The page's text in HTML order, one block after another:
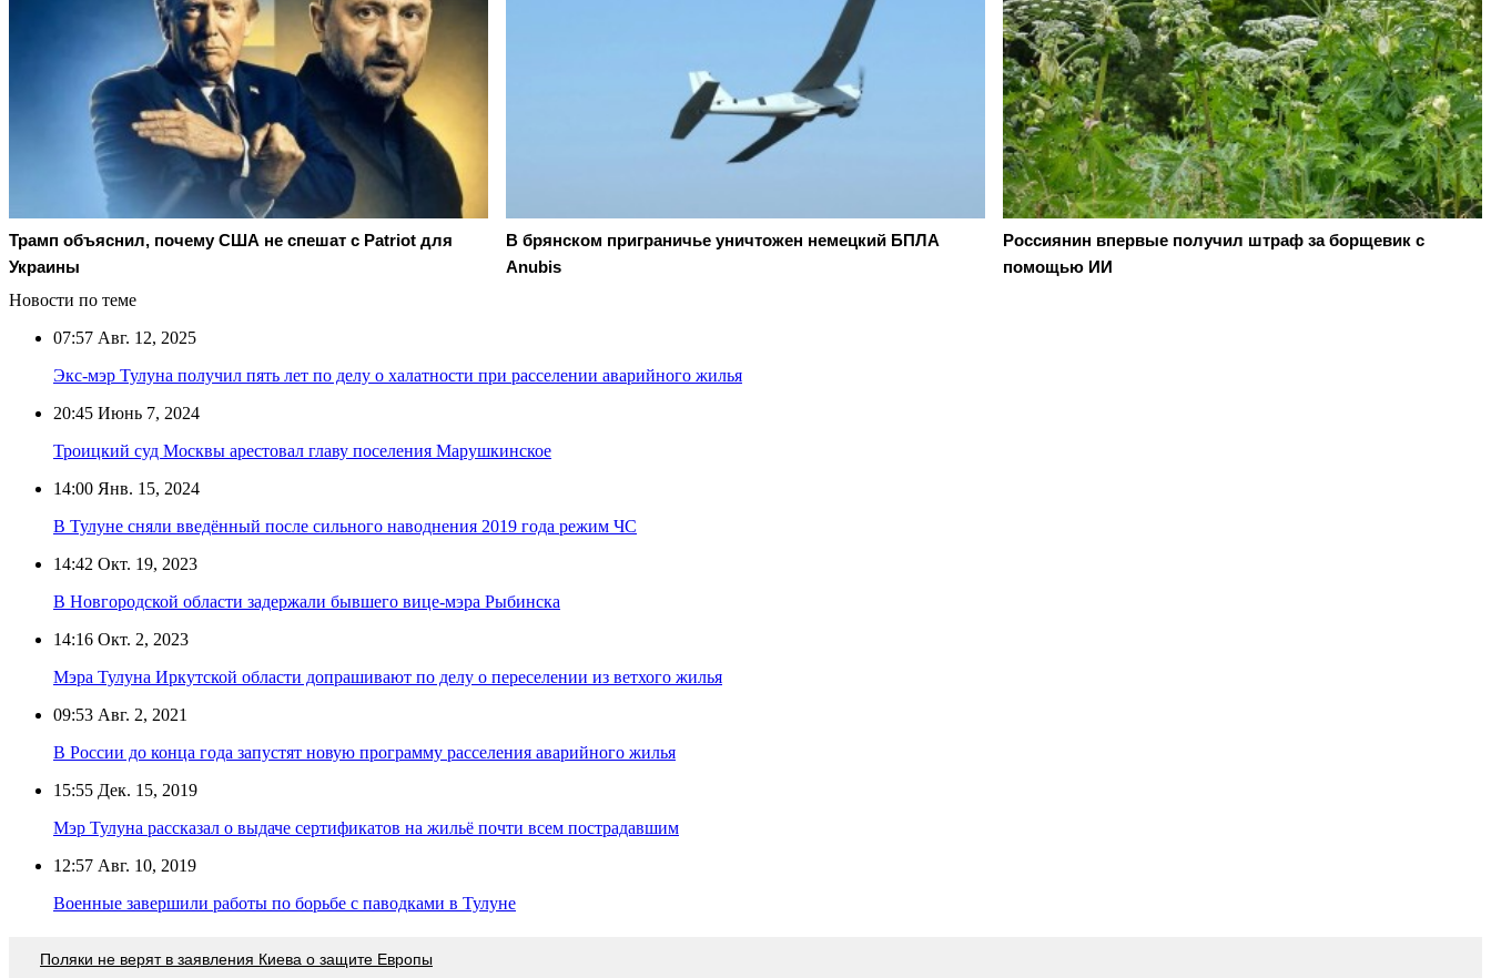
Трамп объяснил, почему США не спешат с Patriot для
Украины
В брянском приграничье уничтожен немецкий БПЛА
Anubis
Россиянин впервые получил штраф за борщевик с
помощью ИИ
Новости по теме
07:57 Авг. 12, 2025
Экс-мэр Тулуна получил пять лет по делу о халатности при расселении аварийного жилья
20:45 Июнь 7, 2024
Троицкий суд Москвы арестовал главу поселения Марушкинское
14:00 Янв. 15, 2024
В Тулуне сняли введённый после сильного наводнения 2019 года режим ЧС
14:42 Окт. 19, 2023
В Новгородской области задержали бывшего вице-мэра Рыбинска
14:16 Окт. 2, 2023
Мэра Тулуна Иркутской области допрашивают по делу о переселении из ветхого жилья
09:53 Авг. 2, 2021
В России до конца года запустят новую программу расселения аварийного жилья
15:55 Дек. 15, 2019
Мэр Тулуна рассказал о выдаче сертификатов на жильё почти всем пострадавшим
12:57 Авг. 10, 2019
Военные завершили работы по борьбе с паводками в Тулуне
Поляки не верят в заявления Киева о защите Европы